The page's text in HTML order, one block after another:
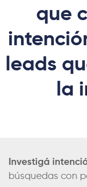
que
leads
la
Investigá
búsquedas con